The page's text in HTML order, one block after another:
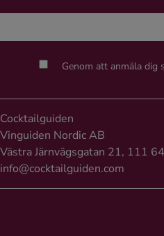
Genom att anmäla dig
Cocktailguiden
Vinguiden Nordic AB
Västra Järnvägsgatan 21, 111
info@cocktailguiden.com